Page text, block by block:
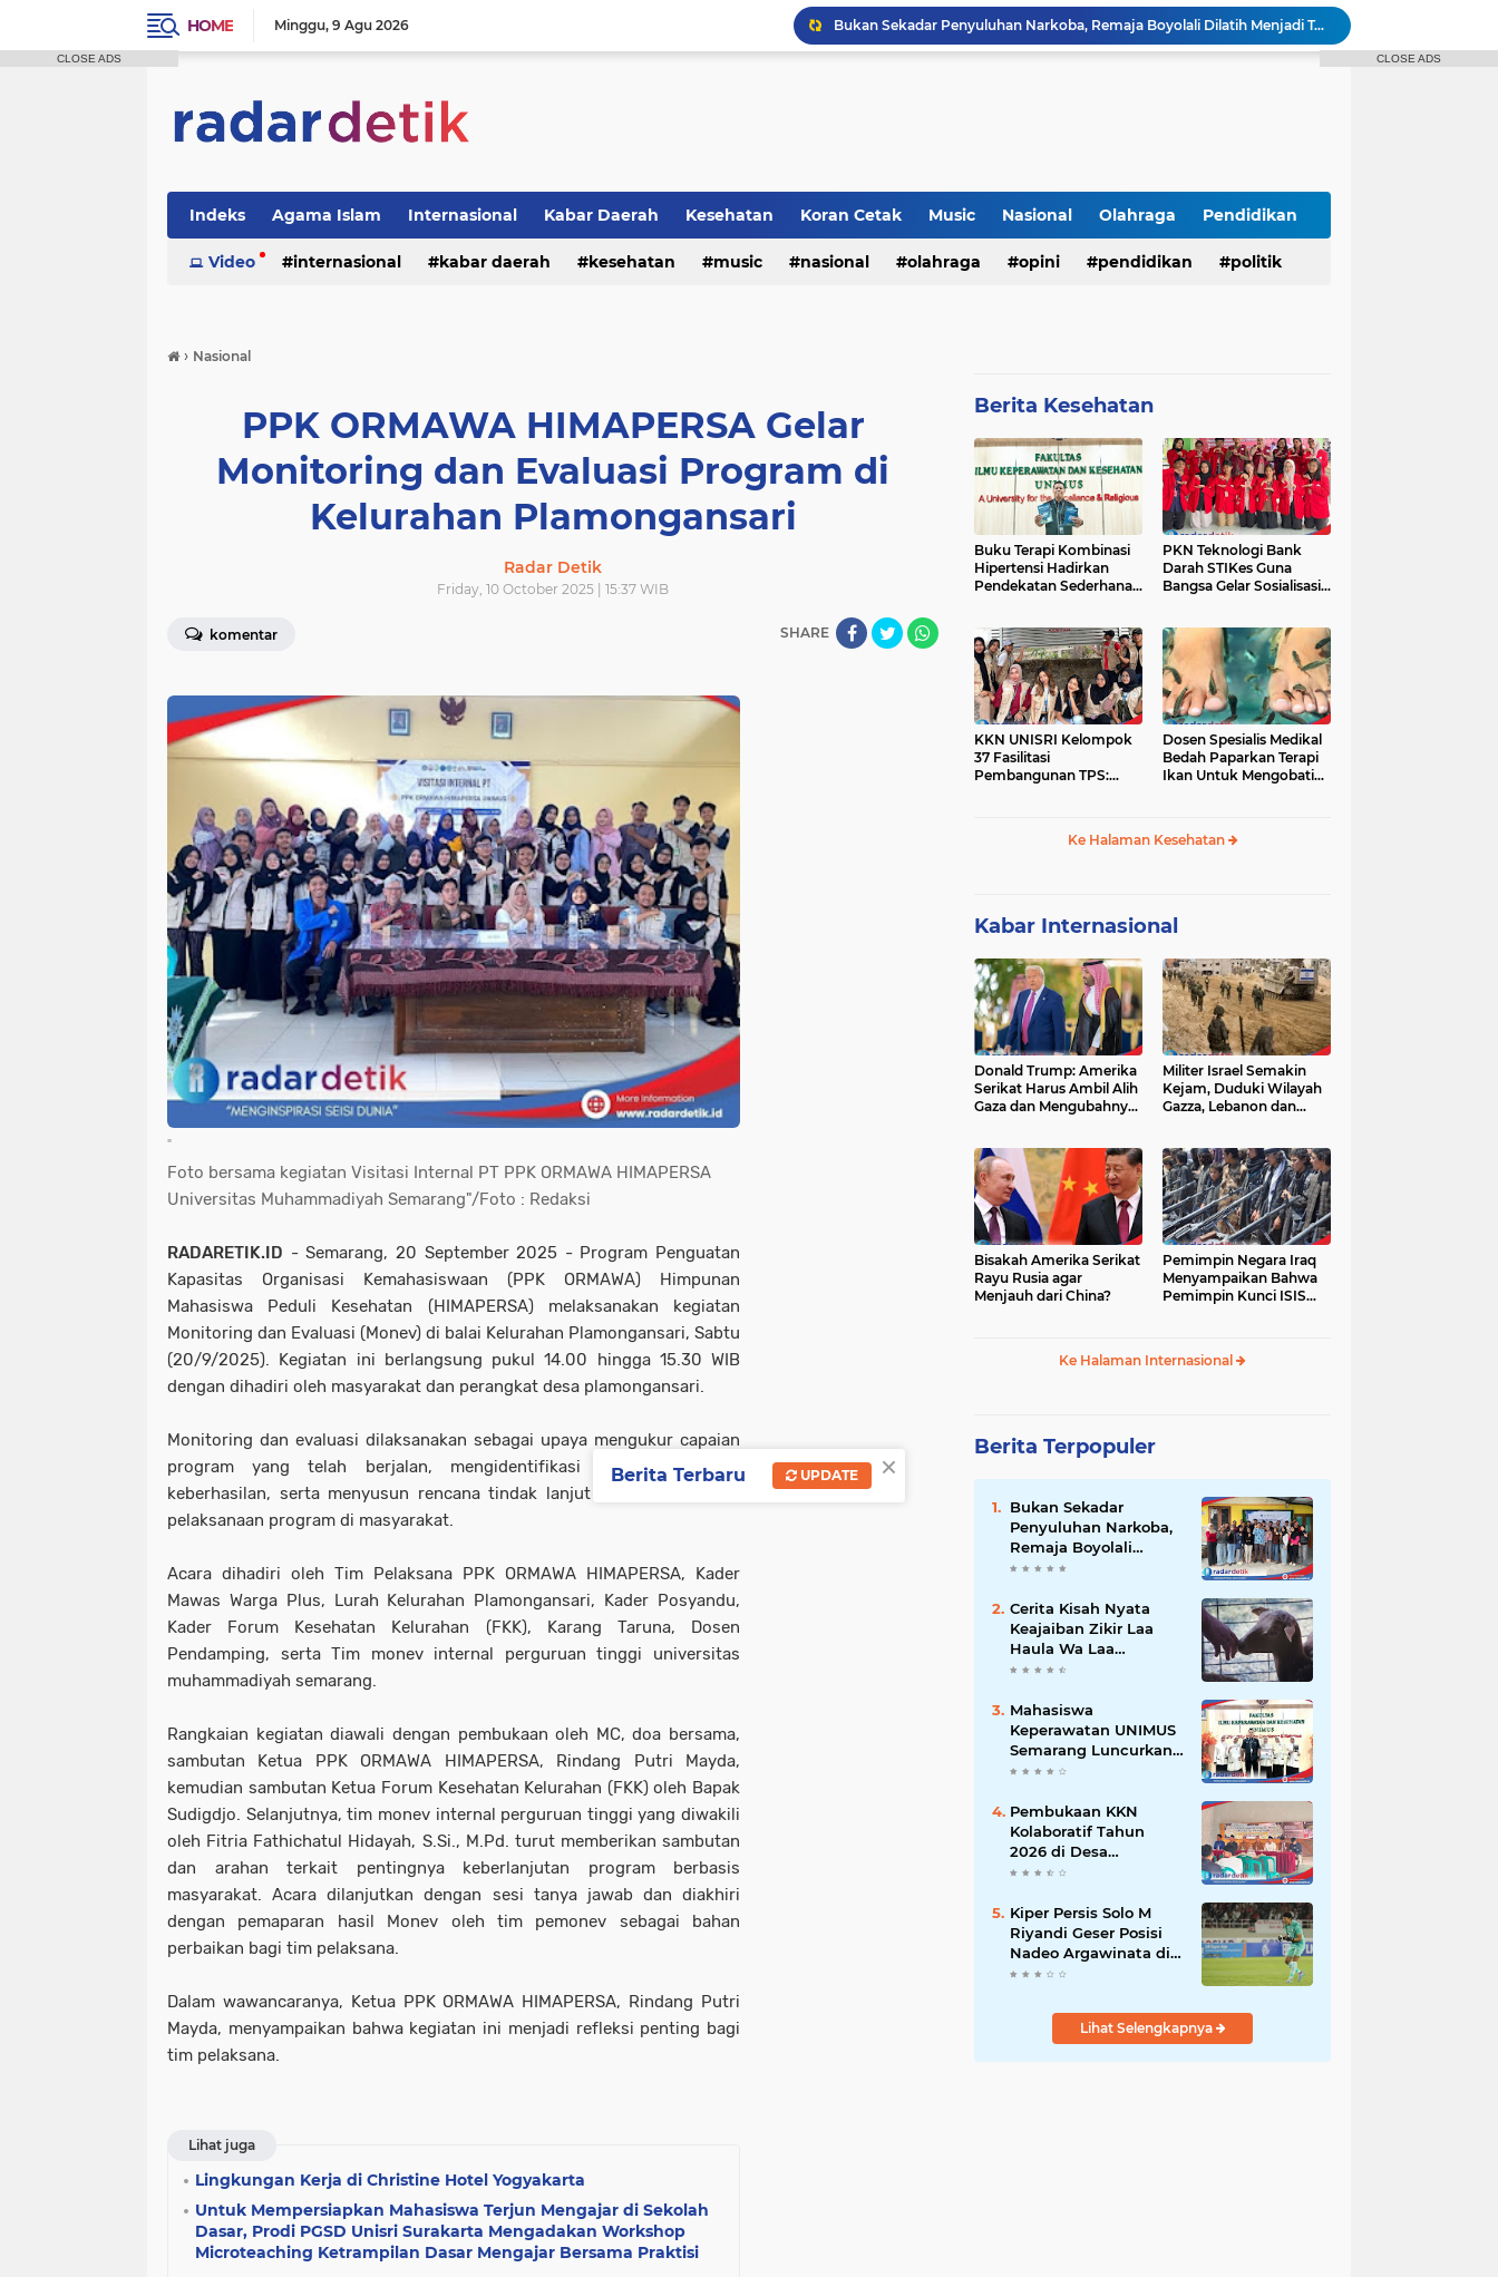
HOME Minggu 9 Agu 2026
Bukan Sekadar Penyuluhan Narkoba, Remaja Boyolali Dilatih Menjadi Tempat Curhat yang Aman bagi Temannya
Mahasiswa Keperawatan UNIMUS Semarang Luncurkan SLEEP-7, Model Keperawatan Digital Hibrida Berbasis Riset untuk Tingkatkan Kualitas Tidur Pasien Hipertensi
Kultum Ramadhan : Agar Tidak Masuk Neraka Sebelum Mati
Indeks Agama Islam Internasional Kabar Daerah Kesehatan Koran Cetak Music Nasional Olahraga Pendidikan
Politik Tutorial
Video internasional kabar daerah kesehatan music nasional olahraga opini pendidikan politik
› Nasional
PPK ORMAWA HIMAPERSA Gelar
Monitoring dan Evaluasi Program di
Kelurahan Plamongansari
Radar Detik
Friday, 10 October 2025 | 15:37 WIB
komentar SHARE
"
Foto bersama kegiatan Visitasi Internal PT PPK ORMAWA HIMAPERSA
Universitas Muhammadiyah Semarang"/Foto : Redaksi
RADARETIK.ID - Semarang, 20 September 2025 - Program Penguatan
Kapasitas Organisasi Kemahasiswaan (PPK ORMAWA) Himpunan
Mahasiswa Peduli Kesehatan (HIMAPERSA) melaksanakan kegiatan
Monitoring dan Evaluasi (Monev) di balai Kelurahan Plamongansari, Sabtu
(20/9/2025). Kegiatan ini berlangsung pukul 14.00 hingga 15.30 WIB
dengan dihadiri oleh masyarakat dan perangkat desa plamongansari.
Monitoring dan evaluasi dilaksanakan sebagai upaya mengukur capaian
program yang telah berjalan, mengidentifikasi kendala maupun
keberhasilan, serta menyusun rencana tindak lanjut demi optimalisasi
pelaksanaan program di masyarakat.
Acara dihadiri oleh Tim Pelaksana PPK ORMAWA HIMAPERSA, Kader
Mawas Warga Plus, Lurah Kelurahan Plamongansari, Kader Posyandu,
Kader Forum Kesehatan Kelurahan (FKK), Karang Taruna, Dosen
Pendamping, serta Tim monev internal perguruan tinggi universitas
muhammadiyah semarang.
Rangkaian kegiatan diawali dengan pembukaan oleh MC, doa bersama,
sambutan Ketua PPK ORMAWA HIMAPERSA, Rindang Putri Mayda,
kemudian sambutan Ketua Forum Kesehatan Kelurahan (FKK) oleh Bapak
Sudigdjo. Selanjutnya, tim monev internal perguruan tinggi yang diwakili
oleh Fitria Fathichatul Hidayah, S.Si., M.Pd. turut memberikan sambutan
dan arahan terkait pentingnya keberlanjutan program berbasis
masyarakat. Acara dilanjutkan dengan sesi tanya jawab dan diakhiri
dengan pemaparan hasil Monev oleh tim pemonev sebagai bahan
perbaikan bagi tim pelaksana.
Dalam wawancaranya, Ketua PPK ORMAWA HIMAPERSA, Rindang Putri
Mayda, menyampaikan bahwa kegiatan ini menjadi refleksi penting bagi
tim pelaksana.
Lihat juga
Lingkungan Kerja di Christine Hotel Yogyakarta
Untuk Mempersiapkan Mahasiswa Terjun Mengajar di Sekolah
Dasar, Prodi PGSD Unisri Surakarta Mengadakan Workshop
Microteaching Ketrampilan Dasar Mengajar Bersama Praktisi
Berita Kesehatan
Buku Terapi Kombinasi
Hipertensi Hadirkan
Pendekatan Sederhana
PKN Teknologi Bank
Darah STIKes Guna
Bangsa Gelar Sosialisasi
Warga Dusun Petung
Kepuharjo,
Cangkringan, Sleman
KKN UNISRI Kelompok
37 Fasilitasi
Pembangunan TPS:
Pengelolaan Sampah
Dosen Spesialis Medikal
Bedah Paparkan Terapi
Ikan Untuk Mengobati
Ke Halaman Kesehatan
CLOSE ADS CLOSE ADS
Kabar Internasional
Donald Trump: Amerika
Serikat Harus Ambil Alih
Gaza dan Mengubahnya
Militer Israel Semakin
Kejam, Duduki Wilayah
Gazza, Lebanon dan
Bisakah Amerika Serikat
Rayu Rusia agar
Menjauh dari China?
Pemimpin Negara Iraq
Menyampaikan Bahwa
Pemimpin Kunci ISIS
Ke Halaman Internasional
Berita Terpopuler
Bukan Sekadar
Penyuluhan Narkoba,
Remaja Boyolali
Dilatih Menjadi
Aman bagi Temannya
Cerita Kisah Nyata
Keajaiban Zikir Laa
Haula Wa Laa
Quwwata Illa Billah,
Membawa Ratusan
Kambing
Mahasiswa
Keperawatan UNIMUS
Semarang Luncurkan
SLEEP-7, Model
Hibrida Berbasis Riset
untuk Tingkatkan
Kualitas Tidur Pasien
Hipertensi
Pembukaan KKN
Kolaboratif Tahun
2026 di Desa
Bantaragung: Wujud
Tinggi dalam
Pemberdayaan
Masyarakat
Kiper Persis Solo M
Riyandi Geser Posisi
Nadeo Argawinata di
Sektor Penjaga
Indonesia
Lihat Selengkapnya
×
Berita Terbaru UPDATE